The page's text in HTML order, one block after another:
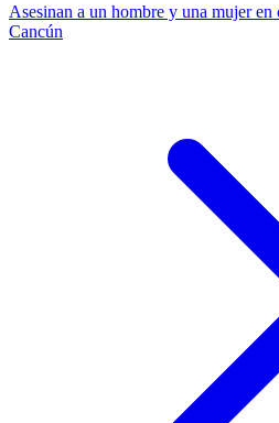
Asesinan a un hombre y una mujer en
Cancún